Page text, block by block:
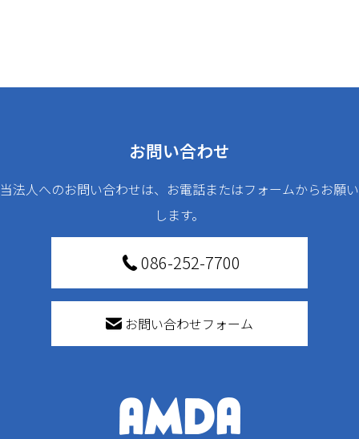
お問い合わせ
当法人へのお問い合わせは、お電話またはフォームからお願い
します。
086-252-7700
お問い合わせフォーム